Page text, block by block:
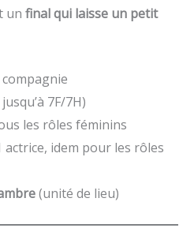
un final qui laisse un petit
7F/7H)
les rôles féminins
idem pour les rôles
(unité de lieu)